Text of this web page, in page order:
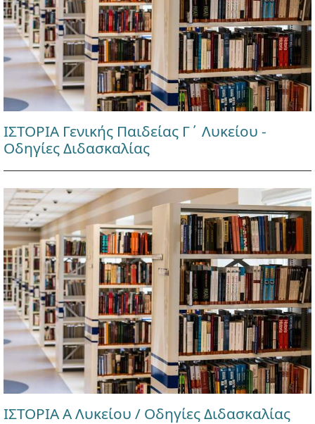
ΙΣΤΟΡΙΑ Γενικής Παιδείας Γ΄ Λυκείου -
Οδηγίες Διδασκαλίας
ΙΣΤΟΡΙΑ Α Λυκείου / Οδηγίες Διδασκαλίας